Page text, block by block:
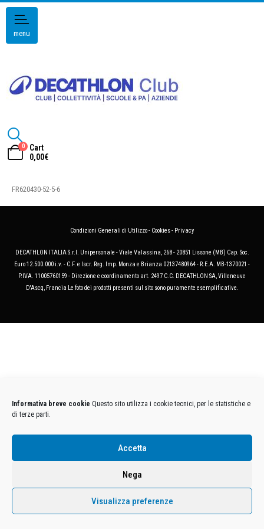
Informativa breve cookie Questo sito utilizza i cookie tecnici, per le statistiche e
di terze parti.
Accetta
Nega
Visualizza preferenze
menu
0
Cart
0,00€
FR620430-52-5-6
Condizioni Generali di Utilizzo- Cookies- Privacy
DECATHLON ITALIA S.r.l. Unipersonale - Viale Valassina, 268 - 20851 Lissone (MB) Cap. Soc.
Euro 12.500.000 i.v. - C.F. e Iscr. Reg. Imp. Monza e Brianza 02137480964 - R.E.A. MB-1370021 -
P.IVA. 11005760159 - Direzione e coordinamento art. 2497 C.C. DECATHLON SA, Villeneuve
D'Ascq, Francia Le foto dei prodotti presenti sul sito sono puramente esemplificative.